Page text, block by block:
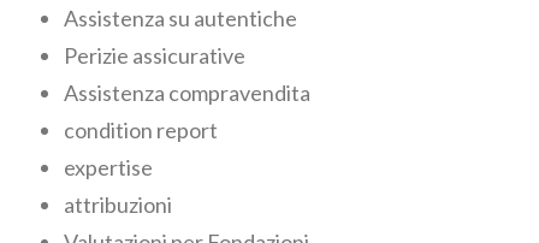
Assistenza su autentiche
Perizie assicurative
Assistenza compravendita
condition report
expertise
attribuzioni